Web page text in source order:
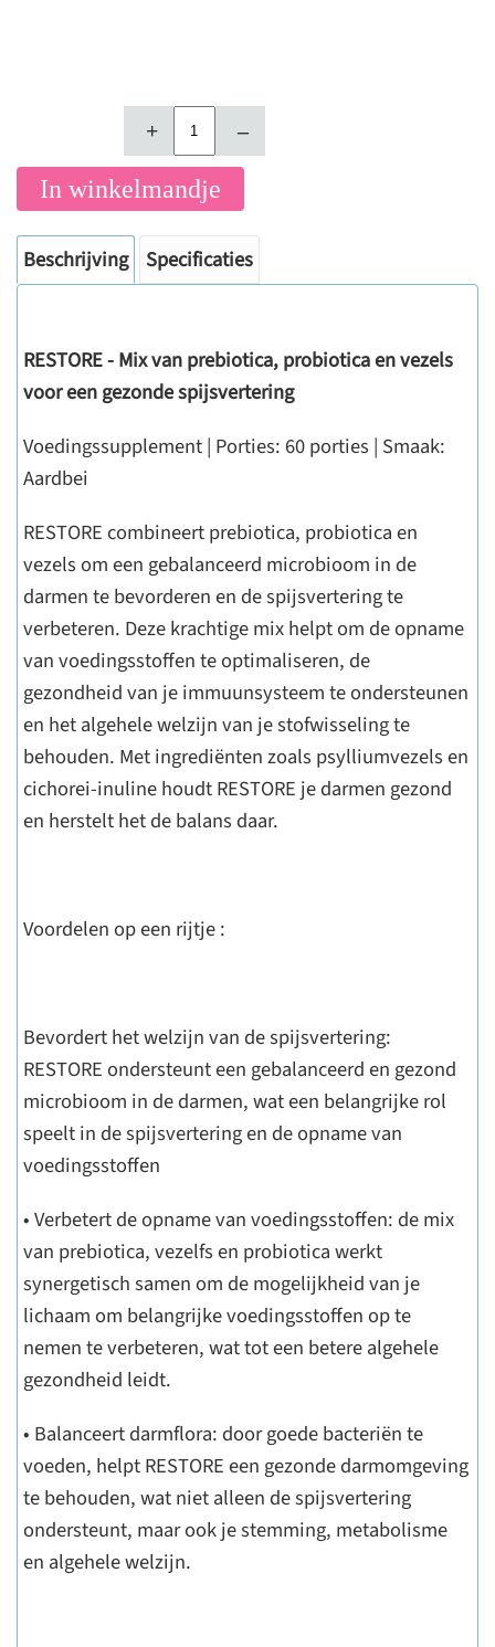
+ –
In winkelmandje
Beschrijving Specificaties
RESTORE - Mix van prebiotica, probiotica en vezels
voor een gezonde spijsvertering
Voedingssupplement | Porties: 60 porties | Smaak:
Aardbei
RESTORE combineert prebiotica, probiotica en
vezels om een gebalanceerd microbioom in de
darmen te bevorderen en de spijsvertering te
verbeteren. Deze krachtige mix helpt om de opname
van voedingsstoffen te optimaliseren, de
gezondheid van je immuunsysteem te ondersteunen
en het algehele welzijn van je stofwisseling te
behouden. Met ingrediënten zoals psylliumvezels en
cichorei-inuline houdt RESTORE je darmen gezond
en herstelt het de balans daar.
Voordelen op een rijtje :
Bevordert het welzijn van de spijsvertering:
RESTORE ondersteunt een gebalanceerd en gezond
microbioom in de darmen, wat een belangrijke rol
speelt in de spijsvertering en de opname van
voedingsstoffen
• Verbetert de opname van voedingsstoffen: de mix
van prebiotica, vezelfs en probiotica werkt
synergetisch samen om de mogelijkheid van je
lichaam om belangrijke voedingsstoffen op te
nemen te verbeteren, wat tot een betere algehele
gezondheid leidt.
• Balanceert darmflora: door goede bacteriën te
voeden, helpt RESTORE een gezonde darmomgeving
te behouden, wat niet alleen de spijsvertering
ondersteunt, maar ook je stemming, metabolisme
en algehele welzijn.